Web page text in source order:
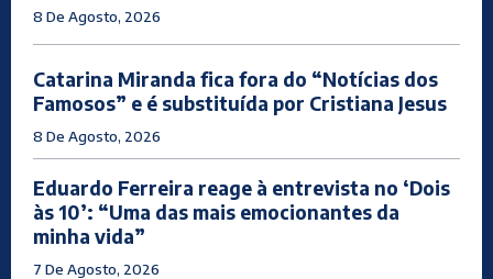
8 De Agosto, 2026
Catarina Miranda fica fora do “Notícias dos
Famosos” e é substituída por Cristiana Jesus
8 De Agosto, 2026
Eduardo Ferreira reage à entrevista no ‘Dois
às 10’: “Uma das mais emocionantes da
minha vida”
7 De Agosto, 2026